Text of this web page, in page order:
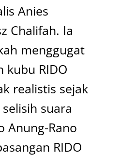
Anies
Chalifah. Ia
menggugat
kubu RIDO
realistis sejak
suara
Anung-Rano
RIDO